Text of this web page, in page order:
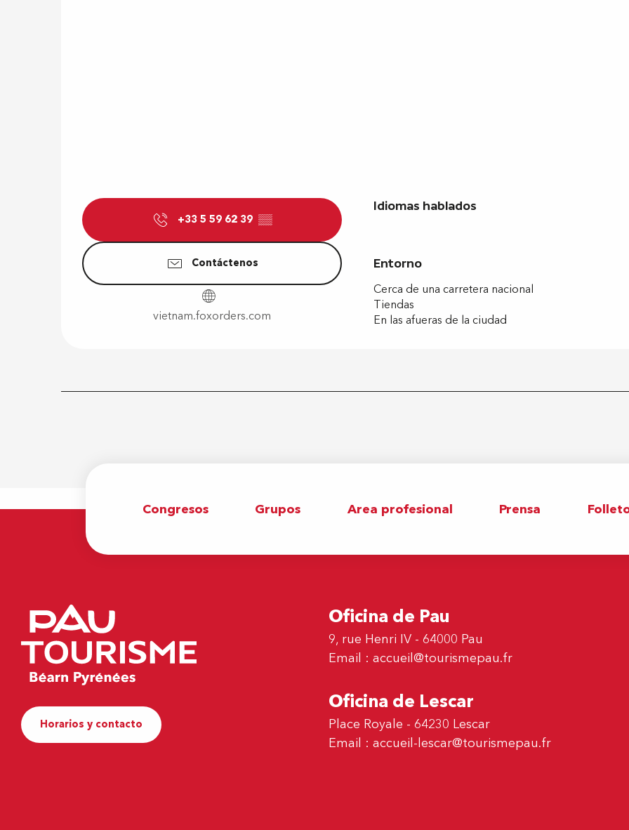
+33 5 59 62 39 ▒▒
Contáctenos
vietnam.foxorders.com
Idiomas hablados
Idiomas hablados
Entorno
Entorno
Cerca de una carretera nacional
Tiendas
En las afueras de la ciudad
Congresos Grupos Area profesional Prensa
Horarios y contacto
Oficina de Pau
9, rue Henri IV - 64000 Pau
Email : accueil@tourismepau.fr
Oficina de Lescar
Place Royale - 64230 Lescar
Email : accueil-lescar@tourismepau.fr